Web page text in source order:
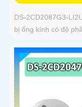
DS-2CD2087G3-
bị ống kính có độ